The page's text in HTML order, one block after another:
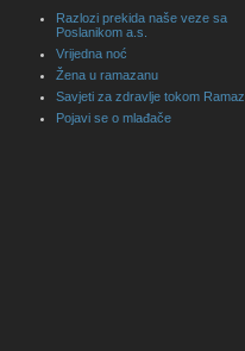
Razlozi prekida naše veze sa
Poslanikom a.s.
Vrijedna noć
Žena u ramazanu
Savjeti za zdravlje tokom
Pojavi se o mlađače